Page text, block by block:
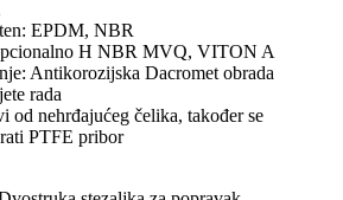
EPDM, NBR
H NBR MVQ, VITON A
Antikorozijska Dacromet obrada
rada
od nehrđajućeg čelika, također se
PTFE pribor